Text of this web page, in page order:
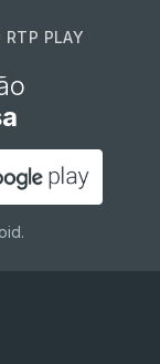
RTP PLAY